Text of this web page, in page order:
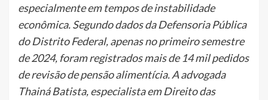
especialmente em tempos de instabilidade
econômica. Segundo dados da Defensoria Pública
do Distrito Federal, apenas no primeiro semestre
de 2024, foram registrados mais de 14 mil pedidos
de revisão de pensão alimentícia. A advogada
Thainá Batista, especialista em Direito das